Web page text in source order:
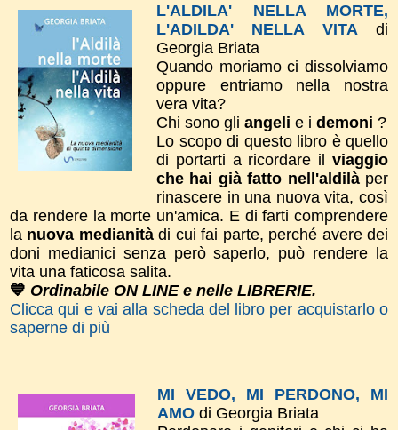
L'ALDILA' NELLA MORTE,
L'ADILDA' NELLA VITA di
Georgia Briata
Quando moriamo ci dissolviamo
oppure entriamo nella nostra
vera vita?
Chi sono gli angeli e i demoni ?
Lo scopo di questo libro è quello
di portarti a ricordare il viaggio
che hai già fatto nell'aldilà per
rinascere in una nuova vita, così
da rendere la morte un'amica. E di farti comprendere
la nuova medianitàdi cui fai parte, perché avere dei
doni medianici senza però saperlo, può rendere la
vita una faticosa salita.
💙 Ordinabile ON LINE e nelle LIBRERIE.
Clicca qui e vai alla scheda del libro per acquistarlo o
saperne di più
MI VEDO, MI PERDONO, MI
AMO di Georgia Briata